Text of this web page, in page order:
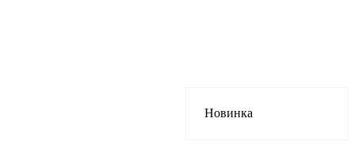
Новинка